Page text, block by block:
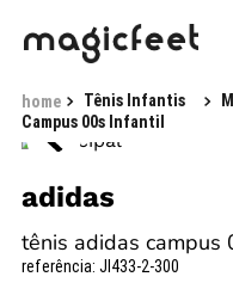
Tênis Infantis
Campus 00s Infantil
adidas
tênis adidas campus
referência: JI433-2-300